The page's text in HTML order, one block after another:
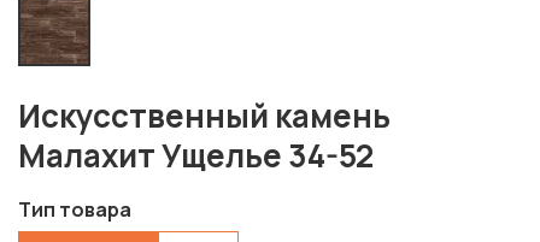
Искусственный камень
Малахит Ущелье 34-52
Тип товара